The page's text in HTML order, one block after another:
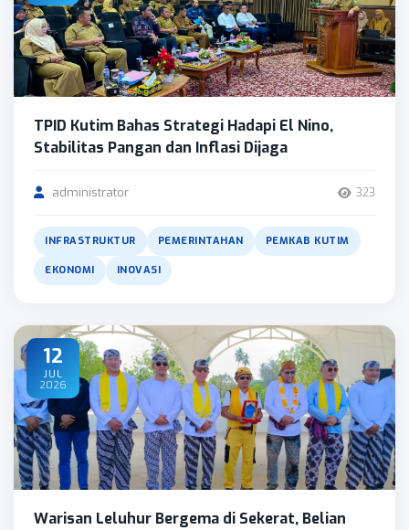
TPID Kutim Bahas Strategi Hadapi El Nino,
Stabilitas Pangan dan Inflasi Dijaga
administrator 323
INFRASTRUKTUR PEMERINTAHAN PEMKAB KUTIM
EKONOMI INOVASI
12
JUL
2026
Warisan Leluhur Bergema di Sekerat, Belian